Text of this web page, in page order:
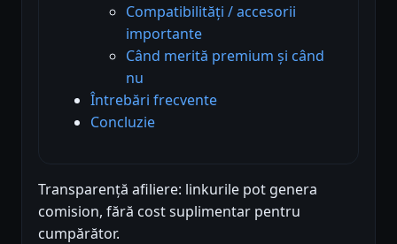
Compatibilități / accesorii
importante
Când merită premium și când
nu
Întrebări frecvente
Concluzie
Transparență afiliere: linkurile pot genera
comision, fără cost suplimentar pentru
cumpărător.